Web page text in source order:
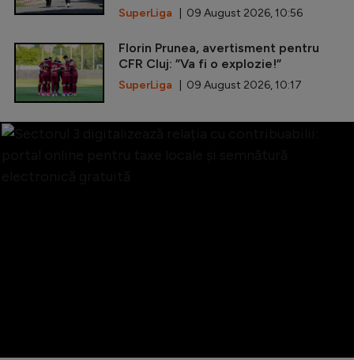
SuperLiga | 09 August 2026, 10:56
Florin Prunea, avertisment pentru
CFR Cluj: ”Va fi o explozie!”
SuperLiga | 09 August 2026, 10:17